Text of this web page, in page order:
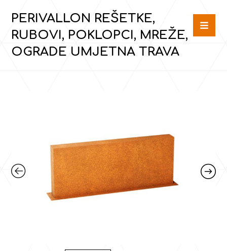
PERIVALLON REŠETKE,
RUBOVI, POKLOPCI, MREŽE,
OGRADE UMJETNA TRAVA